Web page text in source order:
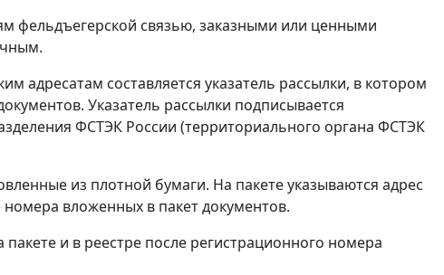
фельдъегерской связью, заказными или ценными
адресатам составляется указатель рассылки, в котором
Указатель рассылки подписывается
ФСТЭК России (территориального органа ФСТЭК
из плотной бумаги. На пакете указываются адрес
вложенных в пакет документов.
и в реестре после регистрационного номера